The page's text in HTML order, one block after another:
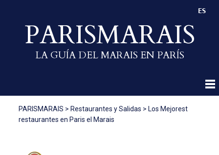
PARISMARAIS
LA GUÍA DEL MARAIS EN PARÍS
ES
PARISMARAIS > Restaurantes y Salidas > Los Mejorest
restaurantes en Paris el Marais